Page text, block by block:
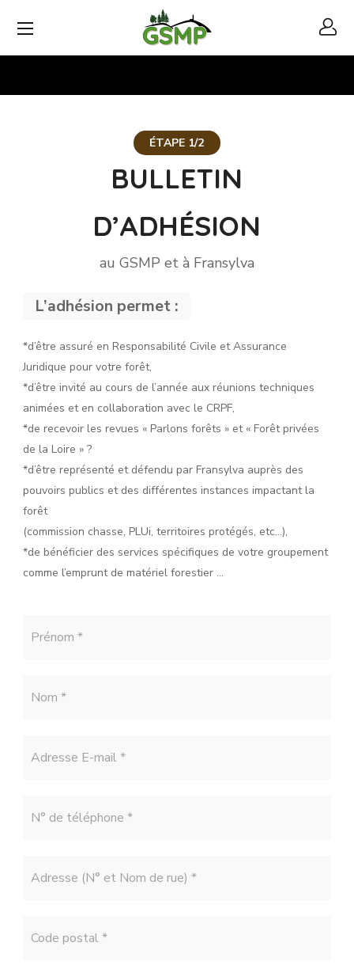
ÉTAPE 1/2
BULLETIN
D’ADHÉSION
au GSMP et à Fransylva
L’adhésion permet :
*d’être assuré en Responsabilité Civile et Assurance
Juridique pour votre forêt,
*d’être invité au cours de l’année aux réunions techniques
animées et en collaboration avec le CRPF,
*de recevoir les revues « Parlons forêts » et « Forêt privées
de la Loire » ?
*d’être représenté et défendu par Fransylva auprès des
pouvoirs publics et des différentes instances impactant la
forêt
(commission chasse, PLUi, territoires protégés, etc…),
*de bénéficier des services spécifiques de votre groupement
comme l’emprunt de matériel forestier …